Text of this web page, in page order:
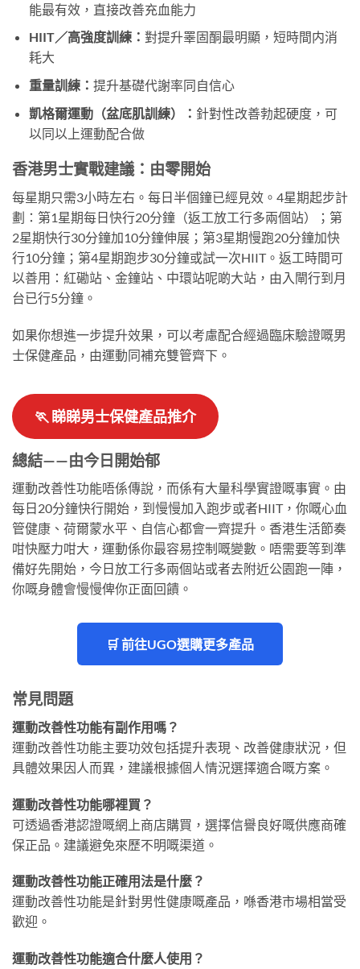
能最有效，直接改善充血能力
HIIT／高強度訓練： 對提升睪固酮最明顯，短時間内消
耗大
重量訓練： 提升基礎代謝率同自信心
凱格爾運動（盆底肌訓練）： 針對性改善勃起硬度，可
以同以上運動配合做
香港男士實戰建議：由零開始
每星期只需3小時左右。每日半個鐘已經見效。4星期起步計
劃：第1星期每日快行20分鐘（返工放工行多兩個站）；第
2星期快行30分鐘加10分鐘伸展；第3星期慢跑20分鐘加快
行10分鐘；第4星期跑步30分鐘或試一次HIIT。返工時間可
以善用：紅磡站、金鐘站、中環站呢啲大站，由入閘行到月
台已行5分鐘。
如果你想進一步提升效果，可以考慮配合經過臨床驗證嘅男
士保健產品，由運動同補充雙管齊下。
🏃 睇睇男士保健產品推介
總結——由今日開始郁
運動改善性功能唔係傳說，而係有大量科學實證嘅事實。由
每日20分鐘快行開始，到慢慢加入跑步或者HIIT，你嘅心血
管健康、荷爾蒙水平、自信心都會一齊提升。香港生活節奏
咁快壓力咁大，運動係你最容易控制嘅變數。唔需要等到準
備好先開始，今日放工行多兩個站或者去附近公園跑一陣，
你嘅身體會慢慢俾你正面回饋。
🛒 前往UGO選購更多產品
常見問題
運動改善性功能有副作用嗎？
運動改善性功能主要功效包括提升表現、改善健康狀況，但
具體效果因人而異，建議根據個人情況選擇適合嘅方案。
運動改善性功能哪裡買？
可透過香港認證嘅網上商店購買，選擇信譽良好嘅供應商確
保正品。建議避免來歷不明嘅渠道。
運動改善性功能正確用法是什麼？
運動改善性功能是針對男性健康嘅產品，喺香港市場相當受
歡迎。
運動改善性功能適合什麼人使用？